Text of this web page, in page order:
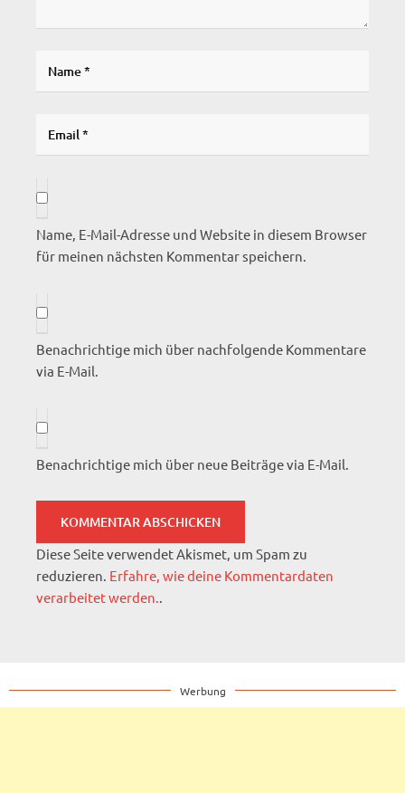
Name, E-Mail-Adresse und Website in diesem Browser
für meinen nächsten Kommentar speichern.
Benachrichtige mich über nachfolgende Kommentare
via E-Mail.
Benachrichtige mich über neue Beiträge via E-Mail.
Diese Seite verwendet Akismet, um Spam zu
reduzieren. Erfahre, wie deine Kommentardaten
verarbeitet werden.
Werbung